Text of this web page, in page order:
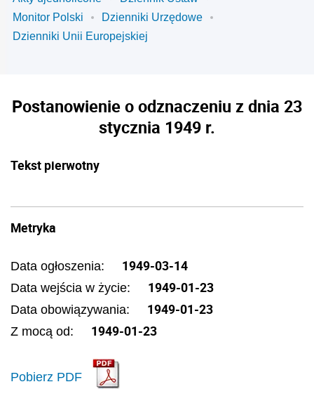
Monitor Polski
Dzienniki Urzędowe
Dzienniki Unii Europejskiej
Postanowienie o odznaczeniu z dnia 23
stycznia 1949 r.
Tekst pierwotny
Metryka
Data ogłoszenia: 1949-03-14
Data wejścia w życie: 1949-01-23
Data obowiązywania: 1949-01-23
Z mocą od: 1949-01-23
Pobierz PDF